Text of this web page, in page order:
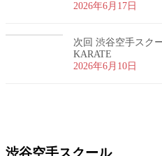
2026年6月17日
次回 渋谷空手スク
KARATE
2026年6月10日
渋谷空手スクール